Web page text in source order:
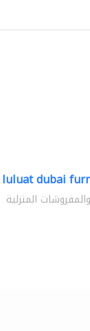
luluat dubai
المنزلية